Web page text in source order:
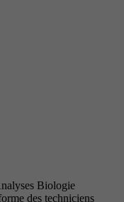
Biologie
des techniciens